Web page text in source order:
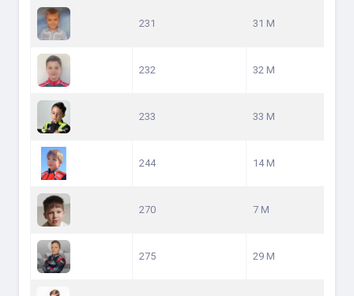
231 31 M
232 32 M
233 33 M
244 14 M
270 7 M
275 29 M